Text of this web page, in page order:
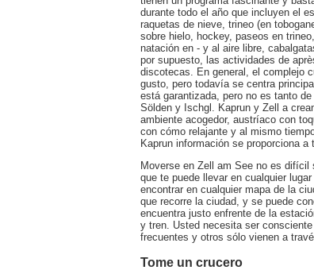
durante todo el año que incluyen el
raquetas de nieve, trineo (en
sobre hielo, hockey, paseos en
natación en - y al aire libre,
por supuesto, las actividades de
discotecas. En general, el complejo
gusto, pero todavía se centra
está garantizada, pero no es tanto
Sölden y Ischgl. Kaprun y Zell a
ambiente acogedor, austríaco con
con cómo relajante y al mismo
Kaprun información se proporciona
Moverse en Zell am See no es
que te puede llevar en cualquier
encontrar en cualquier mapa de la
que recorre la ciudad, y se puede
encuentra justo enfrente de la
y tren. Usted necesita ser
frecuentes y otros sólo vienen a
Tome un crucero